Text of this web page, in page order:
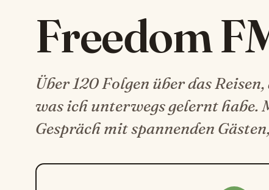
Freedom
Über 120 Folgen über das
was ich unterwegs gelernt habe.
Gespräch mit spannenden